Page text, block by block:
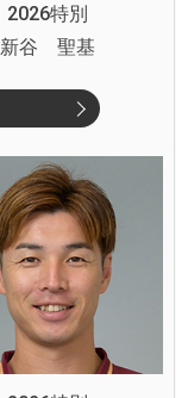
2026特別
新谷 聖基